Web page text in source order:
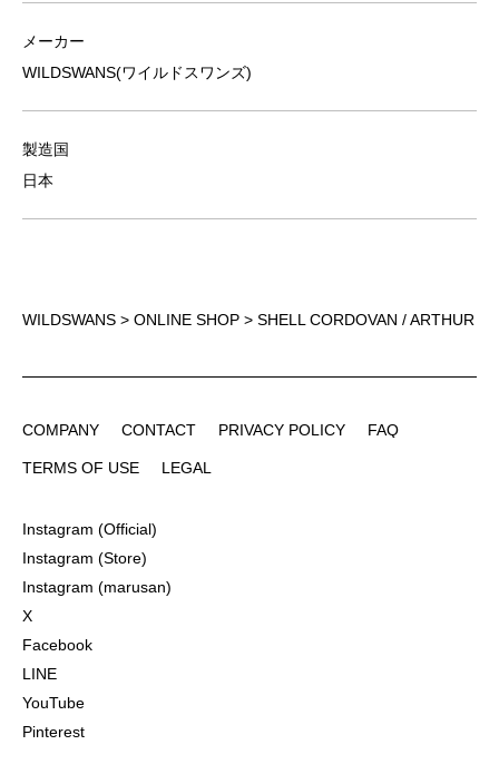
メーカー
WILDSWANS(ワイルドスワンズ)
製造国
日本
WILDSWANS > ONLINE SHOP > SHELL CORDOVAN / ARTHUR
COMPANY
CONTACT
PRIVACY POLICY
FAQ
TERMS OF USE
LEGAL
Instagram (Official)
Instagram (Store)
Instagram (marusan)
X
Facebook
LINE
YouTube
Pinterest